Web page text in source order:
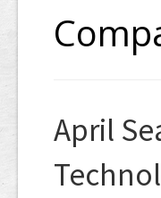
April